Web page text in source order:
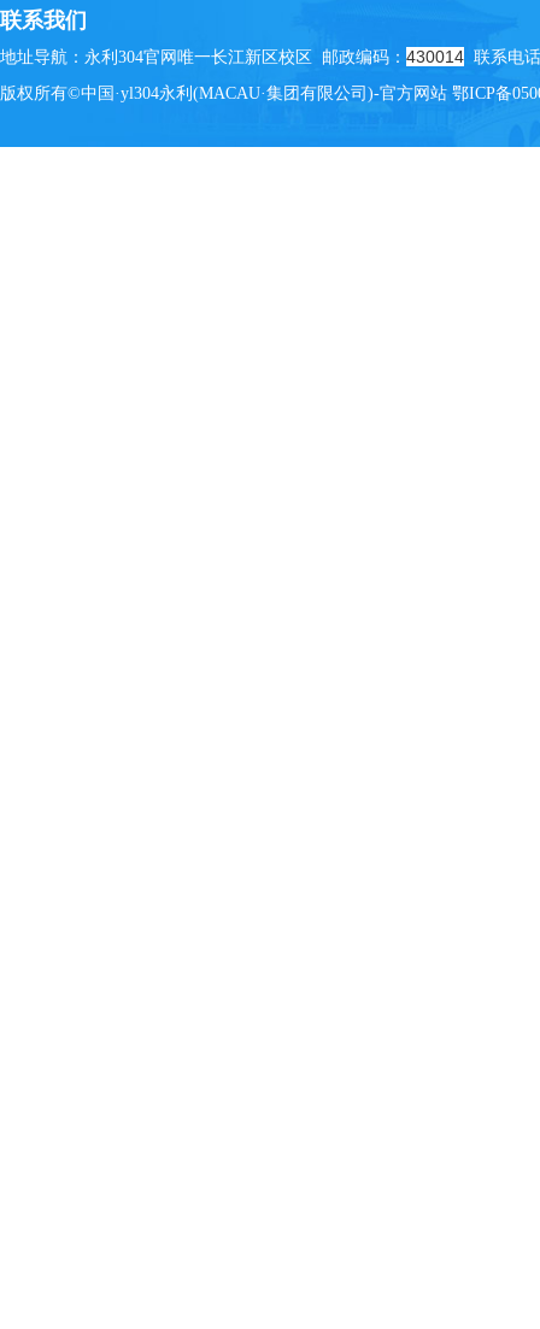
联系我们
地址导航：永利304官网唯一长江新区校区 邮政编码： 430014 联系电
版权所有©中国·yl304永利(MACAU·集团有限公司)-官方网站 鄂ICP备